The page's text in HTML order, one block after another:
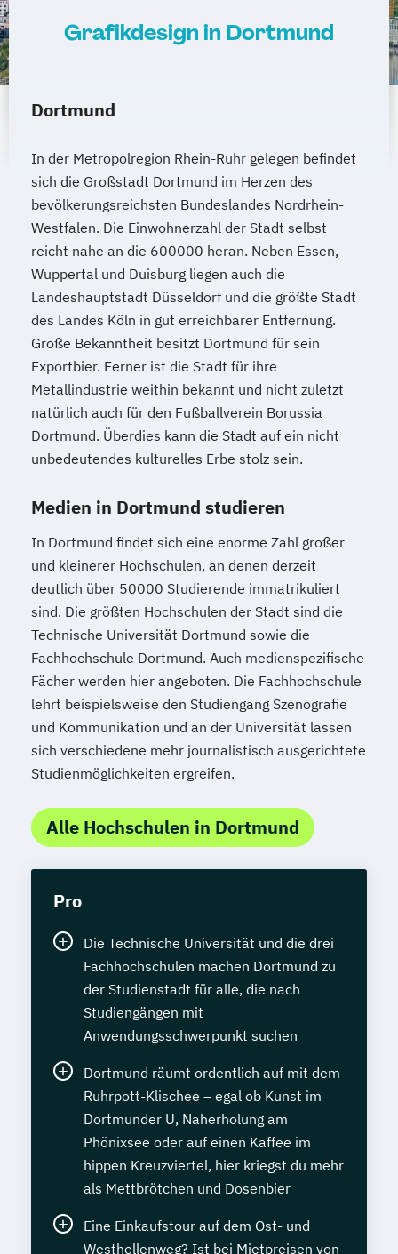
Grafikdesign in Dortmund
Dortmund
In der Metropolregion Rhein-Ruhr gelegen befindet
sich die Großstadt Dortmund im Herzen des
bevölkerungsreichsten Bundeslandes Nordrhein-
Westfalen. Die Einwohnerzahl der Stadt selbst
reicht nahe an die 600000 heran. Neben Essen,
Wuppertal und Duisburg liegen auch die
Landeshauptstadt Düsseldorf und die größte Stadt
des Landes Köln in gut erreichbarer Entfernung.
Große Bekanntheit besitzt Dortmund für sein
Exportbier. Ferner ist die Stadt für ihre
Metallindustrie weithin bekannt und nicht zuletzt
natürlich auch für den Fußballverein Borussia
Dortmund. Überdies kann die Stadt auf ein nicht
unbedeutendes kulturelles Erbe stolz sein.
Medien in Dortmund studieren
In Dortmund findet sich eine enorme Zahl großer
und kleinerer Hochschulen, an denen derzeit
deutlich über 50000 Studierende immatrikuliert
sind. Die größten Hochschulen der Stadt sind die
Technische Universität Dortmund sowie die
Fachhochschule Dortmund. Auch medienspezifische
Fächer werden hier angeboten. Die Fachhochschule
lehrt beispielsweise den Studiengang Szenografie
und Kommunikation und an der Universität lassen
sich verschiedene mehr journalistisch ausgerichtete
Studienmöglichkeiten ergreifen.
Alle Hochschulen in Dortmund
Pro
Die Technische Universität und die drei
Fachhochschulen machen Dortmund zu
der Studienstadt für alle, die nach
Studiengängen mit
Anwendungsschwerpunkt suchen
Dortmund räumt ordentlich auf mit dem
Ruhrpott-Klischee – egal ob Kunst im
Dortmunder U, Naherholung am
Phönixsee oder auf einen Kaffee im
hippen Kreuzviertel, hier kriegst du mehr
als Mettbrötchen und Dosenbier
Eine Einkaufstour auf dem Ost- und
Westhellenweg? Ist bei Mietpreisen von